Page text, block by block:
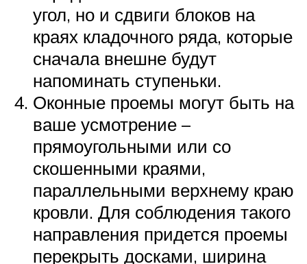
угол, но и сдвиги блоков на
краях кладочного ряда, которые
сначала внешне будут
напоминать ступеньки.
Оконные проемы могут быть на
ваше усмотрение –
прямоугольными или со
скошенными краями,
параллельными верхнему краю
кровли. Для соблюдения такого
направления придется проемы
перекрыть досками, ширина